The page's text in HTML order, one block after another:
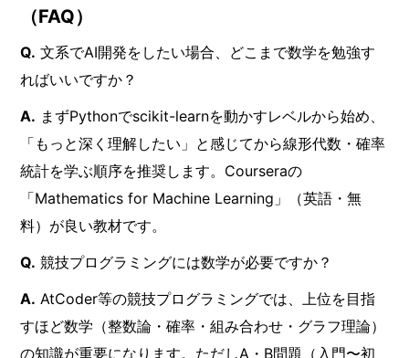
（FAQ）
Q. 文系でAI開発をしたい場合、どこまで数学を勉強す
ればいいですか？
A. まずPythonでscikit-learnを動かすレベルから始め、
「もっと深く理解したい」と感じてから線形代数・確率
統計を学ぶ順序を推奨します。Courseraの
「Mathematics for Machine Learning」（英語・無
料）が良い教材です。
Q. 競技プログラミングには数学が必要ですか？
A. AtCoder等の競技プログラミングでは、上位を目指
すほど数学（整数論・確率・組み合わせ・グラフ理論）
の知識が重要になります。ただしA・B問題（入門〜初